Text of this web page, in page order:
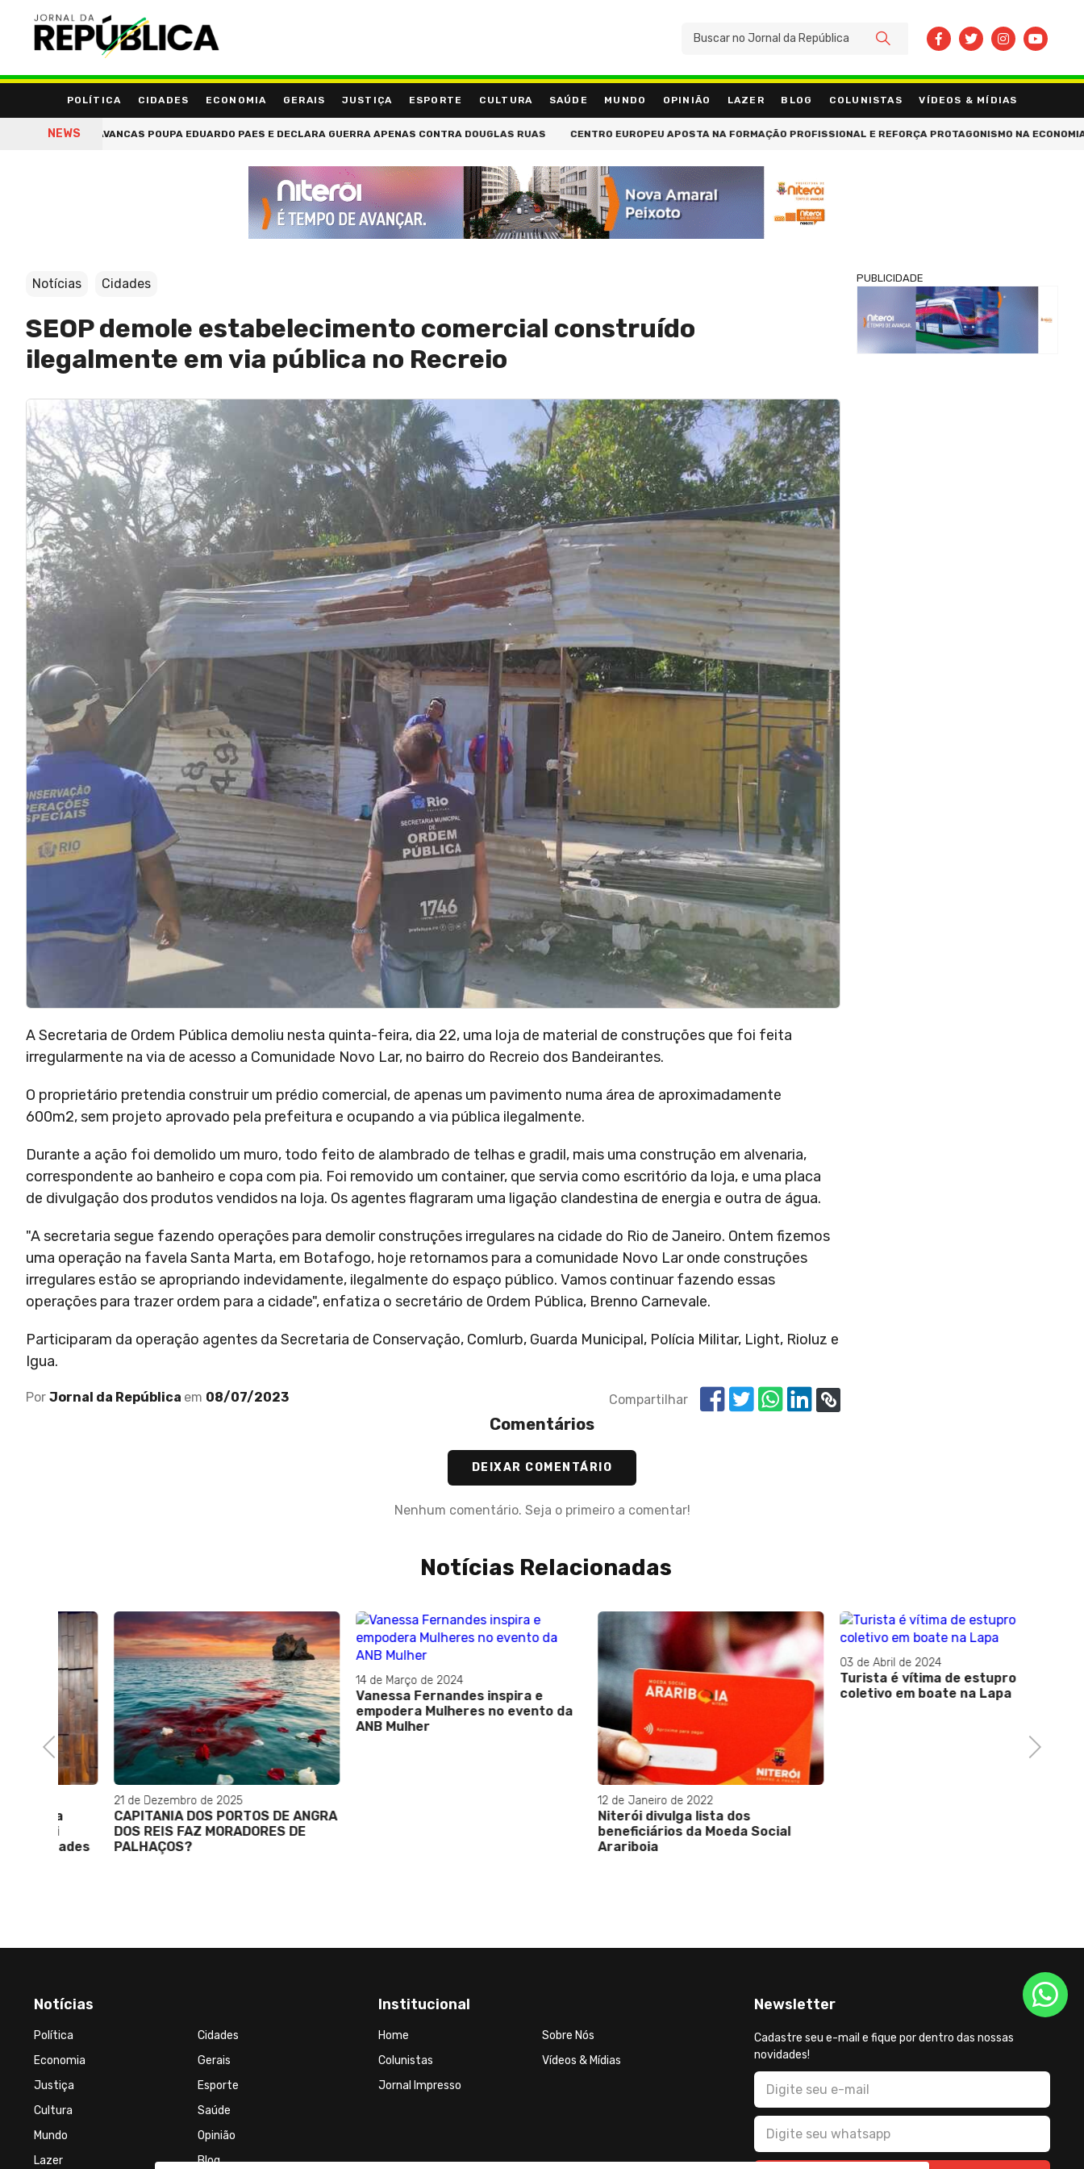
POLÍTICA CIDADES ECONOMIA GERAIS JUSTIÇA ESPORTE CULTURA SAÚDE MUNDO OPINIÃO LAZER BLOG COLUNISTAS VÍDEOS & MÍDIAS
NEWS
TRAVANCAS POUPA EDUARDO PAES E DECLARA GUERRA APENAS CONTRA DOUGLAS RUAS CENTRO EUROPEU APOSTA NA FORMAÇÃO PROFISSIONAL E REFORÇA PROTAGONISMO NA ECONOMIA
BUSCAR
Notícias Cidades
SEOP demole estabelecimento comercial construído
ilegalmente em via pública no Recreio
A Secretaria de Ordem Pública demoliu nesta quinta-feira, dia 22, uma loja de material de construções que foi feita
irregularmente na via de acesso a Comunidade Novo Lar, no bairro do Recreio dos Bandeirantes.
O proprietário pretendia construir um prédio comercial, de apenas um pavimento numa área de aproximadamente
600m2, sem projeto aprovado pela prefeitura e ocupando a via pública ilegalmente.
Durante a ação foi demolido um muro, todo feito de alambrado de telhas e gradil, mais uma construção em alvenaria,
correspondente ao banheiro e copa com pia. Foi removido um container, que servia como escritório da loja, e uma placa
de divulgação dos produtos vendidos na loja. Os agentes flagraram uma ligação clandestina de energia e outra de água.
"A secretaria segue fazendo operações para demolir construções irregulares na cidade do Rio de Janeiro. Ontem fizemos
uma operação na favela Santa Marta, em Botafogo, hoje retornamos para a comunidade Novo Lar onde construções
irregulares estão se apropriando indevidamente, ilegalmente do espaço público. Vamos continuar fazendo essas
operações para trazer ordem para a cidade", enfatiza o secretário de Ordem Pública, Brenno Carnevale.
Participaram da operação agentes da Secretaria de Conservação, Comlurb, Guarda Municipal, Polícia Militar, Light, Rioluz e
Igua.
Por Jornal da República em 08/07/2023 Compartilhar
PUBLICIDADE
Comentários
DEIXAR COMENTÁRIO
Nenhum comentário. Seja o primeiro a comentar!
Notícias Relacionadas
Previous
21 de Dezembro de 2025
CAPITANIA DOS PORTOS DE ANGRA
DOS REIS FAZ MORADORES DE
PALHAÇOS?
14 de Março de 2024
Vanessa Fernandes inspira e
empodera Mulheres no evento da
ANB Mulher
12 de Janeiro de 2022
Niterói divulga lista dos
beneficiários da Moeda Social
Arariboia
03 de Abril de 2024
Turista é vítima de estupro
coletivo em boate na Lapa
Next
Notícias
Política
Cidades
Economia
Gerais
Justiça
Esporte
Cultura
Saúde
Mundo
Opinião
Lazer
Blog
Institucional
Home
Sobre Nós
Colunistas
Vídeos & Mídias
Jornal Impresso
Newsletter
Cadastre seu e-mail e fique por dentro das nossas
novidades!